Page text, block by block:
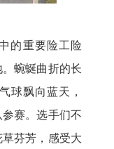
的重要险工险
蜿蜒曲折的长
球飘向蓝天，
赛。选手们不
芬芳，感受大